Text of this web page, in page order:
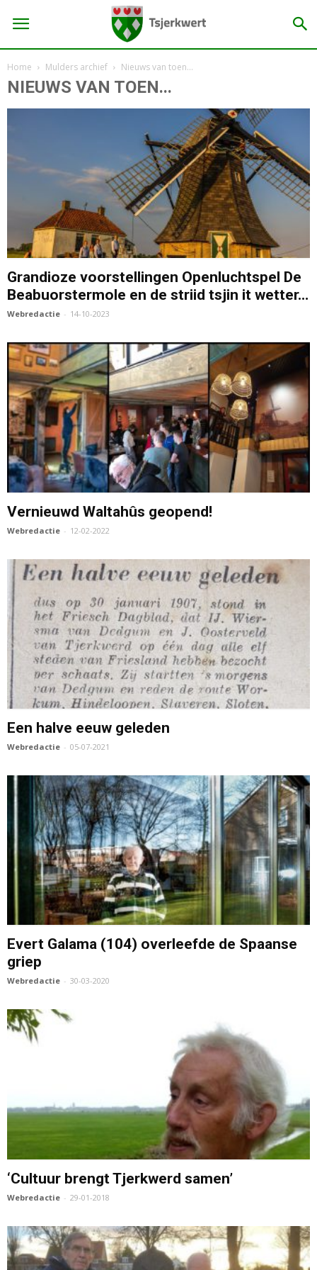
Home Mulders archief Nieuws van toen...
NIEUWS VAN TOEN...
Grandioze voorstellingen Openluchtspel De
Beabuorstermole en de striid tsjin it wetter…
Webredactie - 14-10-2023
Vernieuwd Waltahûs geopend!
Webredactie - 12-02-2022
Een halve eeuw geleden
Webredactie - 05-07-2021
Evert Galama (104) overleefde de Spaanse
griep
Webredactie - 30-03-2020
‘Cultuur brengt Tjerkwerd samen’
Webredactie - 29-01-2018